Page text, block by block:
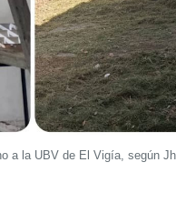
a la UBV de El Vigía, según